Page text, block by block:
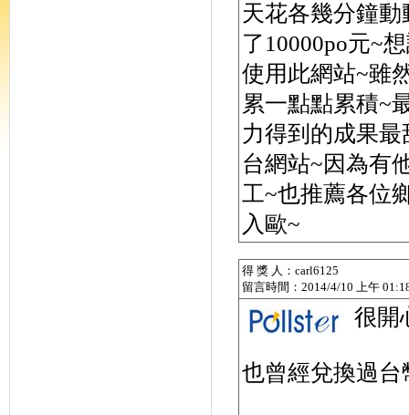
天花各幾分鐘
了10000po元~
使用此網站~雖
累一點點累積~
力得到的成果
台網站~因為有
工~也推薦各位
入歐~
得 獎 人：carl6125
留言時間：2014/4/10 上午
很開
也曾經兌換過台